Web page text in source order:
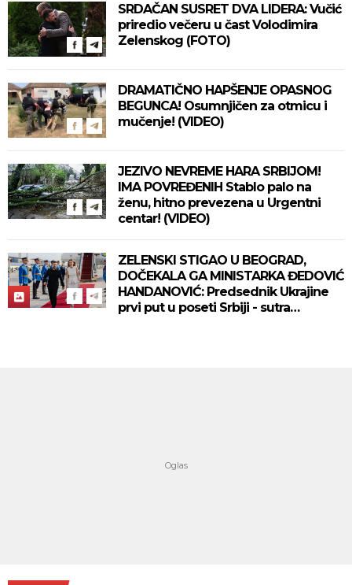
SRDAČAN SUSRET DVA LIDERA: Vučić
priredio večeru u čast Volodimira
Zelenskog (FOTO)
DRAMATIČNO HAPŠENJE OPASNOG
BEGUNCA! Osumnjičen za otmicu i
mučenje! (VIDEO)
JEZIVO NEVREME HARA SRBIJOM!
IMA POVREĐENIH Stablo palo na
ženu, hitno prevezena u Urgentni
centar! (VIDEO)
ZELENSKI STIGAO U BEOGRAD,
DOČEKALA GA MINISTARKA ĐEDOVIĆ
HANDANOVIĆ: Predsednik Ukrajine
prvi put u poseti Srbiji - sutra